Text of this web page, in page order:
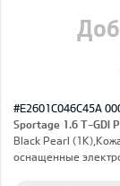
#E2601C046C45A
Sportage 1.6 T-GDI
Black Pearl
оснащенные